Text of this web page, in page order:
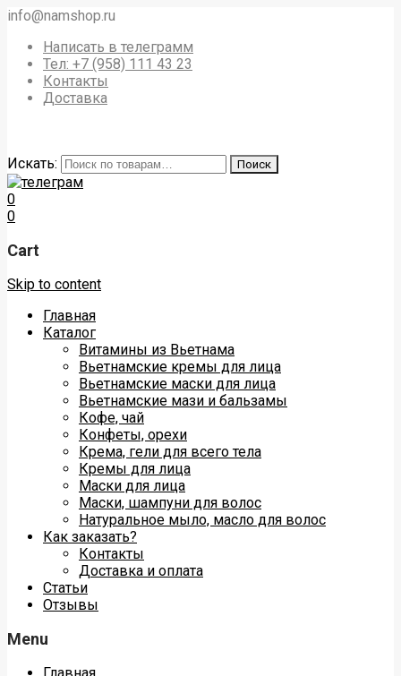
info@namshop.ru
Написать в телеграмм
Тел: +7 (958) 111 43 23
Контакты
Доставка
Искать: Поиск
0
0
Cart
Skip to content
Главная
Каталог
Витамины из Вьетнама
Вьетнамские кремы для лица
Вьетнамские маски для лица
Вьетнамские мази и бальзамы
Кофе, чай
Конфеты, орехи
Крема, гели для всего тела
Кремы для лица
Маски для лица
Маски, шампуни для волос
Натуральное мыло, масло для волос
Как заказать?
Контакты
Доставка и оплата
Статьи
Отзывы
Menu